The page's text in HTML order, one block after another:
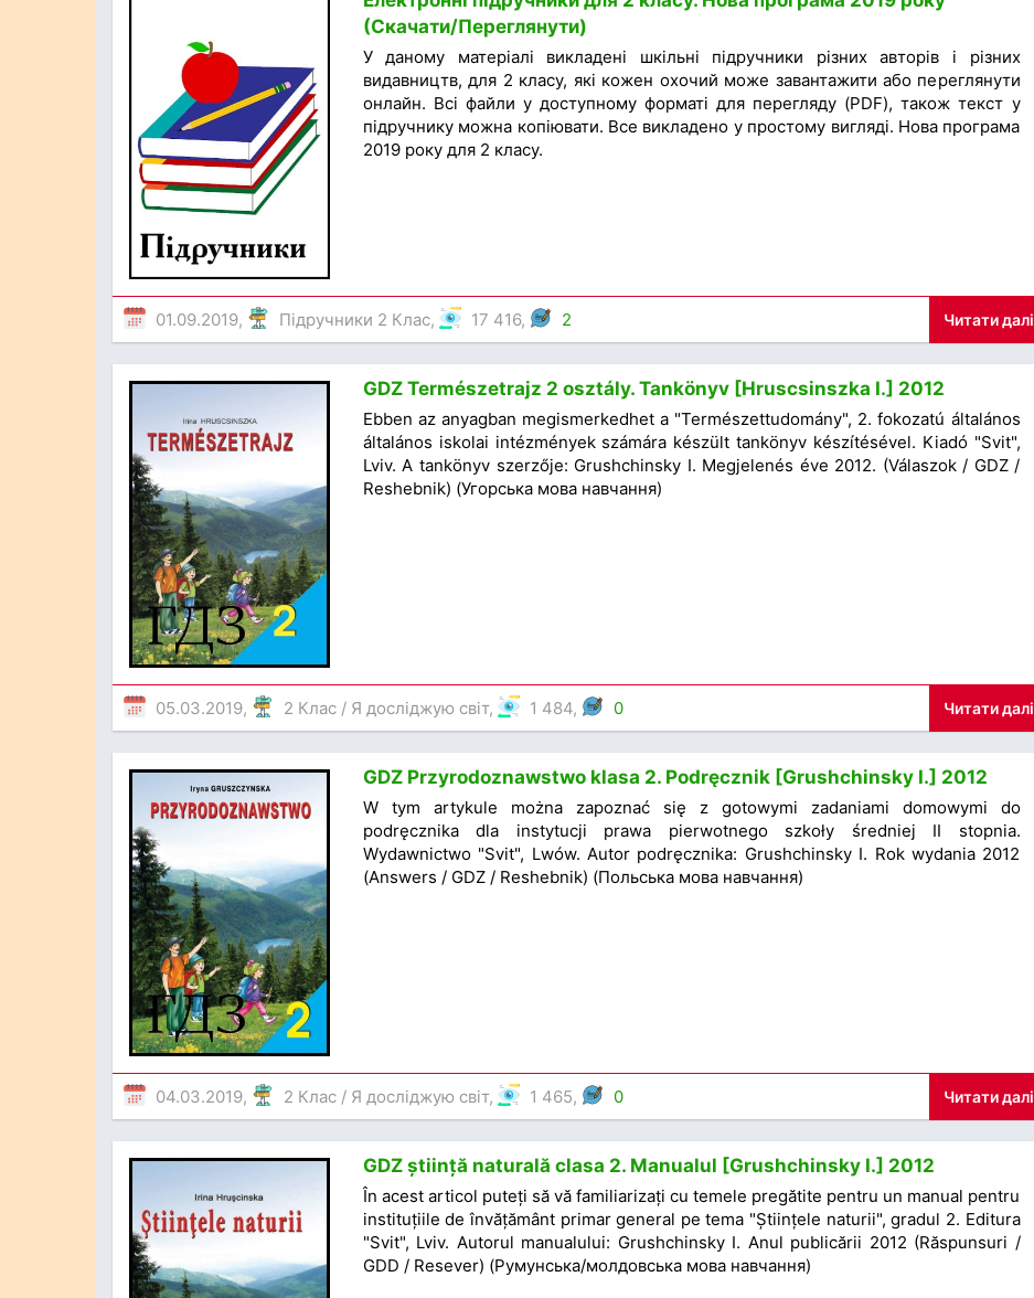
(Скачати/Переглянути)
У даному матеріалі викладені шкільні підручники різних авторів і різних
видавництв, для 2 класу, які кожен охочий може завантажити або переглянути
онлайн. Всі файли у доступному форматі для перегляду (PDF), також текст у
підручнику можна копіювати. Все викладено у простому вигляді. Нова програма
2019 року для 2 класу.
01.09.2019, Підручники 2 Клас, 17 416, 2 Читати далі
GDZ Természetrajz 2 osztály. Tankönyv [Hruscsinszka I.] 2012
Ebben az anyagban megismerkedhet a "Természettudomány", 2. fokozatú általános
általános iskolai intézmények számára készült tankönyv készítésével. Kiadó "Svit",
Lviv. A tankönyv szerzője: Grushchinsky I. Megjelenés éve 2012. (Válaszok / GDZ /
Reshebnik) (Угорська мова навчання)
05.03.2019, 2 Клас / Я досліджую світ, 1 484, 0 Читати далі
GDZ Przyrodoznawstwo klasa 2. Podręcznik [Grushchinsky I.] 2012
W tym artykule można zapoznać się z gotowymi zadaniami domowymi do
podręcznika dla instytucji prawa pierwotnego szkoły średniej II stopnia.
Wydawnictwo "Svit", Lwów. Autor podręcznika: Grushchinsky I. Rok wydania 2012
(Answers / GDZ / Reshebnik) (Польська мова навчання)
04.03.2019, 2 Клас / Я досліджую світ, 1 465, 0 Читати далі
GDZ știință naturală clasa 2. Manualul [Grushchinsky I.] 2012
În acest articol puteți să vă familiarizați cu temele pregătite pentru un manual pentru
instituțiile de învățământ primar general pe tema "Științele naturii", gradul 2. Editura
"Svit", Lviv. Autorul manualului: Grushchinsky I. Anul publicării 2012 (Răspunsuri /
GDD / Resever) (Румунська/молдовська мова навчання)